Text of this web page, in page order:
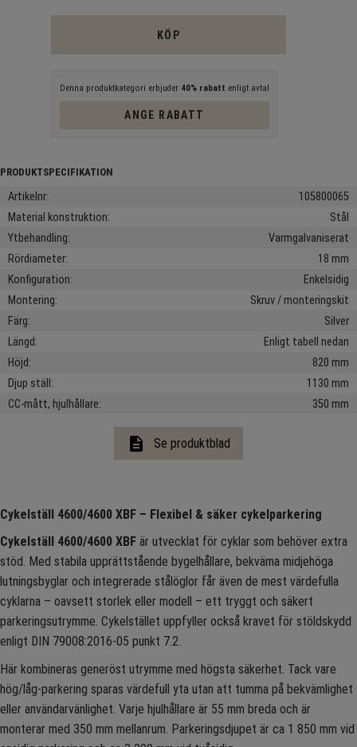
KÖP
Denna produktkategori erbjuder 40% rabatt enligt avtal
ANGE RABATT
Artikelnr
105800065
Material konstruktion
Stål
Ytbehandling
Varmgalvaniserat
Rördiameter
18 mm
Konfiguration
Enkelsidig
Montering
Skruv / monteringskit
Färg
Silver
Längd
Enligt tabell nedan
Höjd
820 mm
Djup ställ
1130 mm
CC-mått, hjulhållare
350 mm
description Se produktblad
Cykelställ 4600/4600 XBF – Flexibel & säker cykelparkering
Cykelställ 4600/4600 XBF är utvecklat för cyklar som behöver extra
stöd. Med stabila upprättstående bygelhållare, bekväma midjehöga
lutningsbyglar och integrerade stålöglor får även de mest värdefulla
cyklarna – oavsett storlek eller modell – ett tryggt och säkert
parkeringsutrymme. Cykelstället uppfyller också kravet för stöldskydd
enligt DIN 79008:2016-05 punkt 7.2.
Här kombineras generöst utrymme med högsta säkerhet. Tack vare
hög/låg-parkering sparas värdefull yta utan att tumma på bekvämlighet
eller användarvänlighet. Varje hjulhållare är 55 mm breda och är
monterar med 350 mm mellanrum. Parkeringsdjupet är ca 1 850 mm vid